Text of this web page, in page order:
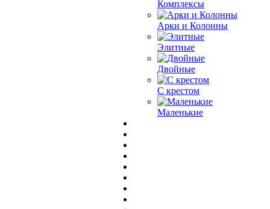
Комплексы
Арки и Колонны
Элитные
Двойные
С крестом
Маленькие